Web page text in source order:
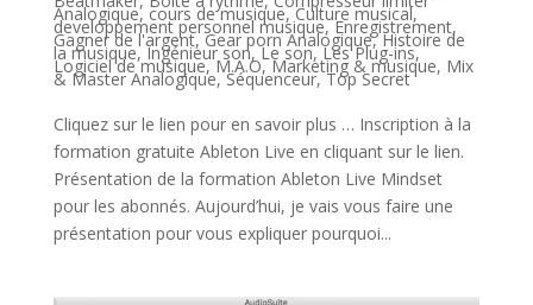
Analogique, cours de musique,Culture musical,
developpement personnel musique,Enregistrement,
Gagner de l'argent, Gear porn Analogique,Histoire de
la musique, Ingénieur son,Le son,Les Plug-ins,
Logiciel de musique,M.A.O,Marketing & musique, Mix
& Master Analogique,Séquenceur,Top Secret
Cliquez sur le lien pour en savoir plus … Inscription à la
formation gratuite Ableton Live en cliquant sur le lien.
Présentation de la formation Ableton Live Mindset
pour les abonnés. Aujourd’hui, je vais vous faire une
présentation pour vous expliquer pourquoi...